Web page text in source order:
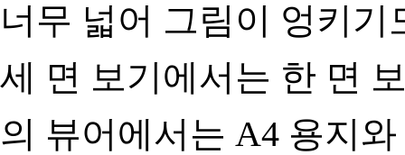
너무 넓어 그림이 엉키
세 면 보기에서는 한 면
의 뷰어에서는 A4 용지